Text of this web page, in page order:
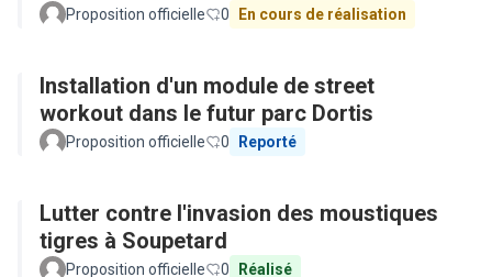
Proposition officielle 0 En cours de réalisation
Installation d'un module de street
workout dans le futur parc Dortis
Proposition officielle 0 Reporté
Lutter contre l'invasion des moustiques
tigres à Soupetard
Proposition officielle 0 Réalisé